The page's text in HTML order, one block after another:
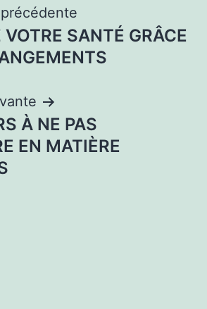
SANTÉ GRÂCE
À NE PAS
EN MATIÈRE